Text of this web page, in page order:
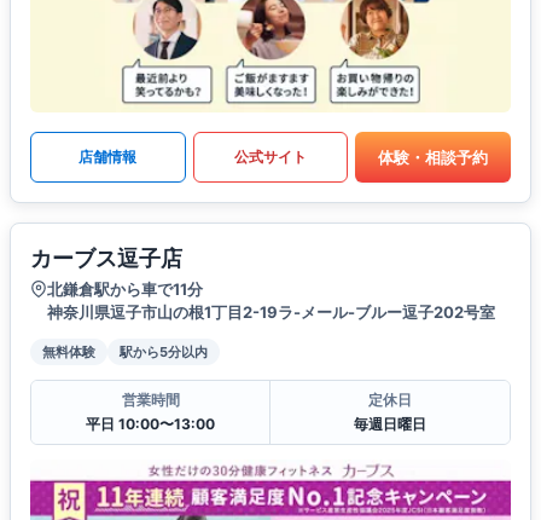
店舗情報 公式サイト 体験・相談予約
カーブス逗子店
北鎌倉駅から車で11分
神奈川県逗子市山の根1丁目2-19ラ-メール-ブルー逗子202号室
無料体験 駅から5分以内
営業時間
平日 10:00〜13:00
定休日
毎週日曜日